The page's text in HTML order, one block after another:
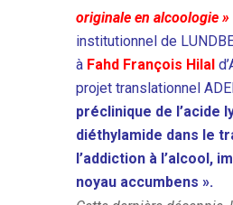
originale en alcoologie »
institutionnel de
à Fahd François Hilal
projet translationnel
préclinique de l’acide
diéthylamide dans le
l’addiction à l’alcool,
noyau accumbens ».